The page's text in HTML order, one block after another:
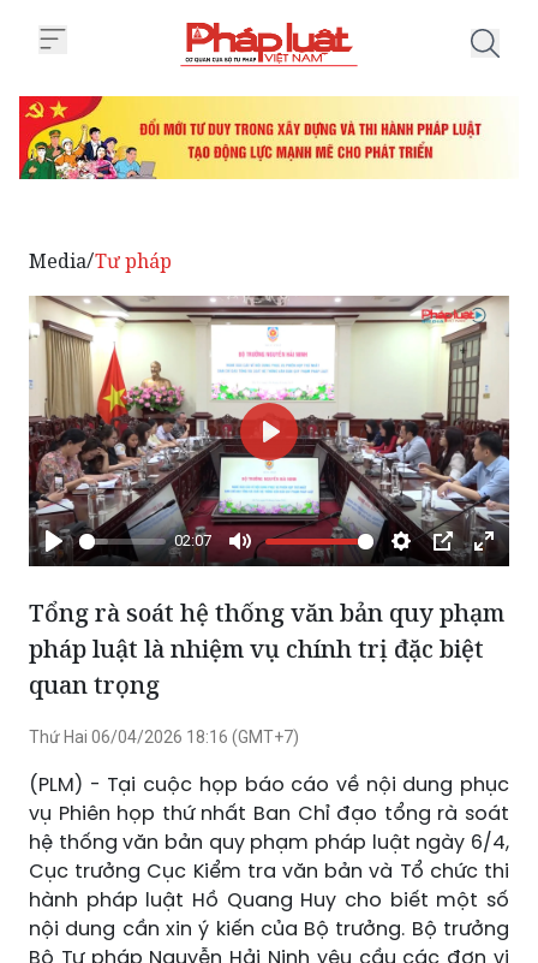
Media/Tư pháp
Phát
02:07
Tắt
tiếng
Cài
Chế
độ
hình
trong
Xem
Phát
Tổng rà soát hệ thống văn bản quy phạm
pháp luật là nhiệm vụ chính trị đặc biệt
quan trọng
Thứ Hai 06/04/2026 18:16 (GMT+7)
(PLM) - Tại cuộc họp báo cáo về nội dung phục
vụ Phiên họp thứ nhất Ban Chỉ đạo tổng rà soát
hệ thống văn bản quy phạm pháp luật ngày 6/4,
Cục trưởng Cục Kiểm tra văn bản và Tổ chức thi
hành pháp luật Hồ Quang Huy cho biết một số
nội dung cần xin ý kiến của Bộ trưởng. Bộ trưởng